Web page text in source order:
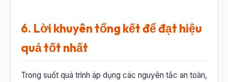
6. Lời khuyên tổng kết để đạt hiệu
quả tốt nhất
Trong suốt quá trình áp dụng các nguyên tắc an toàn,